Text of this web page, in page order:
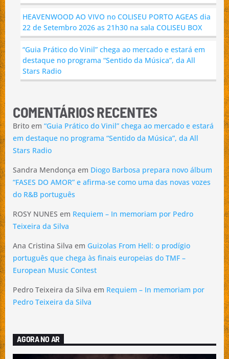
HEAVENWOOD AO VIVO no COLISEU PORTO AGEAS dia
22 de Setembro 2026 as 21h30 na sala COLISEU BOX
“Guia Prático do Vinil” chega ao mercado e estará em
destaque no programa “Sentido da Música”, da All
Stars Radio
COMENTÁRIOS RECENTES
Brito em“Guia Prático do Vinil” chega ao mercado e estará
em destaque no programa “Sentido da Música”, da All
Stars Radio
Sandra Mendonça em Diogo Barbosa prepara novo álbum
“FASES DO AMOR” e afirma-se como uma das novas vozes
do R&B português
ROSY NUNES em Requiem – In memoriam por Pedro
Teixeira da Silva
Ana Cristina Silva em Guizolas From Hell: o prodígio
português que chega às finais europeias do TMF –
European Music Contest
Pedro Teixeira da Silva em Requiem – In memoriam por
Pedro Teixeira da Silva
AGORA NO AR